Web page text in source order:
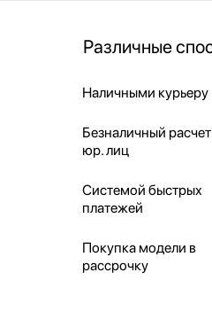
Различные
Наличными курьеру
Безналичный
юр. лиц
Системой быстрых
платежей
Покупка модели в
рассрочку